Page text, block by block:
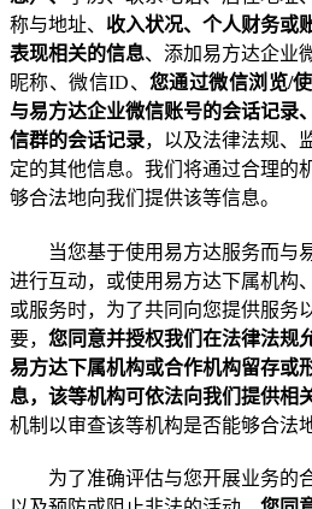
称与地址、 收入状况、个人财务或
表现相关的信息、 添加易方达企业
昵称、微信ID、 您通过微信浏览/
与易方达企业微信账号的会话记录
信群的会话记录，以及法律法规、
定的其他信息。我们将通过合理的
够合法地向我们提供该等信息。
当您基于使用易方达服务而与
进行互动，或使用易方达下属机构
或服务时，为了共同向您提供服务
要， 您同意并授权我们在法律法规
易方达下属机构或合作机构留存或
息，该等机构可依法向我们提供相
机制以审查该等机构是否能够合法
为了准确评估与您开展业务的